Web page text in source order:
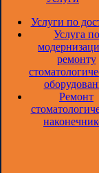
Услуги по
Услуга по
ремонту
Ремонт